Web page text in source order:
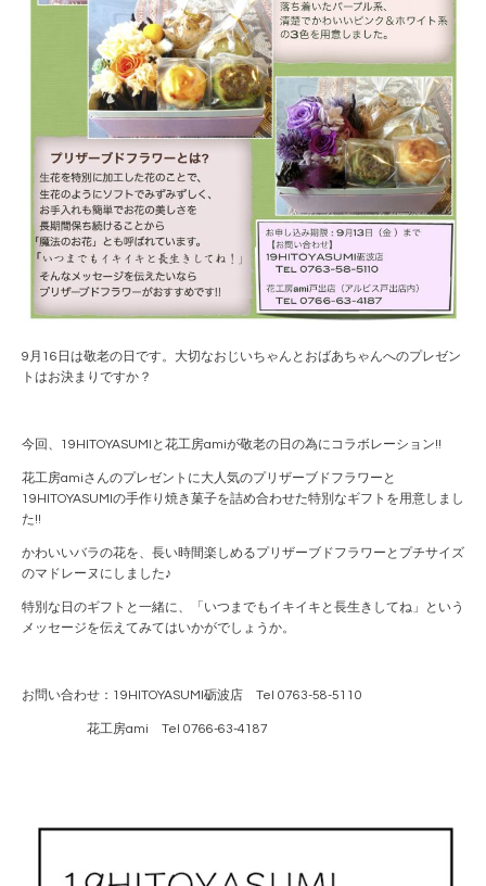
9月16日は敬老の日です。大切なおじいちゃんとおばあちゃんへのプレゼン
トはお決まりですか？
今回、19HITOYASUMIと花工房amiが敬老の日の為にコラボレーション!!
花工房amiさんのプレゼントに大人気のプリザーブドフラワーと
19HITOYASUMIの手作り焼き菓子を詰め合わせた特別なギフトを用意しまし
た!!
かわいいバラの花を、長い時間楽しめるプリザーブドフラワーとプチサイズ
のマドレーヌにしました♪
特別な日のギフトと一緒に、「いつまでもイキイキと長生きしてね」という
メッセージを伝えてみてはいかがでしょうか。
お問い合わせ：19HITOYASUMI砺波店 Tel 0763-58-5110
花工房ami Tel 0766-63-4187